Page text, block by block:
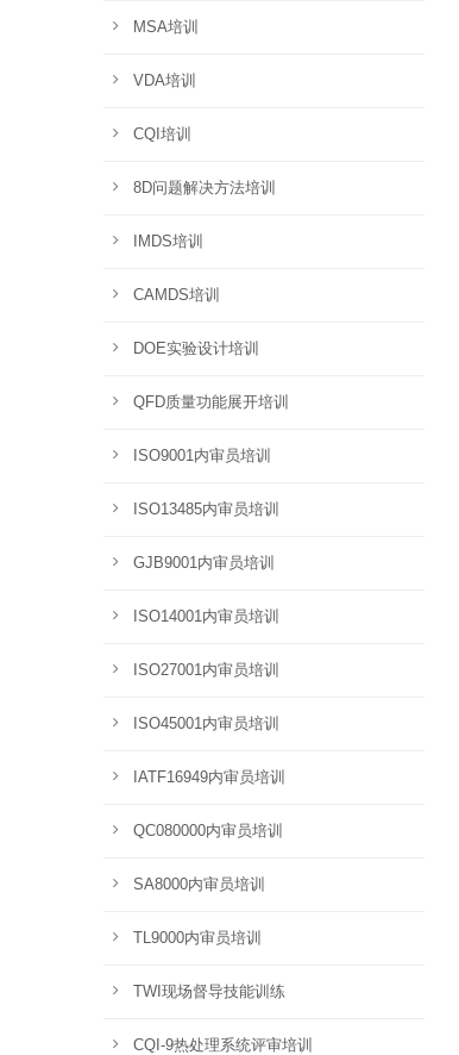
MSA培训
VDA培训
CQI培训
8D问题解决方法培训
IMDS培训
CAMDS培训
DOE实验设计培训
QFD质量功能展开培训
ISO9001内审员培训
ISO13485内审员培训
GJB9001内审员培训
ISO14001内审员培训
ISO27001内审员培训
ISO45001内审员培训
IATF16949内审员培训
QC080000内审员培训
SA8000内审员培训
TL9000内审员培训
TWI现场督导技能训练
CQI-9热处理系统评审培训